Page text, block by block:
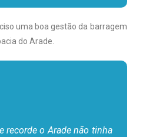
uma boa gestão da barragem
do Arade.
recorde o Arade não tinha